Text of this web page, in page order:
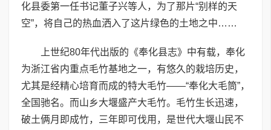
化县委第一任书记董子兴等人，为了那片“别样的天
空”，将自己的热血洒入了这片绿色的土地之中……
上世纪80年代出版的《奉化县志》中有载，奉化
为浙江省内重点毛竹基地之一，有悠久的栽培历史，
尤其是经精心培育而成的特大毛竹——“奉化大毛筒”，
全国驰名。而山乡大堰盛产大毛竹。毛竹生长迅速，
破土俩月即成竹，三年即可伐用，是世代大堰山民不